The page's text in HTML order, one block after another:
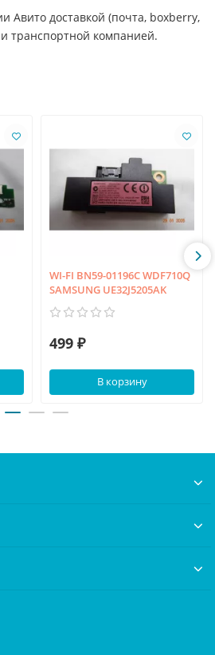
Авито доставкой (почта, boxberry,
транспортной компанией.
WI-FI BN59-01196C WDF710Q
SAMSUNG UE32J5205AK
499 ₽
В корзину